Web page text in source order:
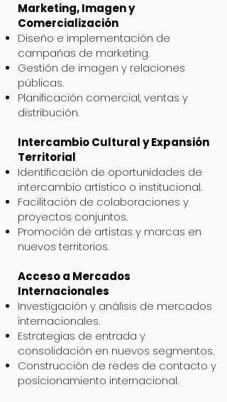
Marketing, Imagen y
Comercialización
Diseño e implementación de
campañas de marketing.
Gestión de imagen y relaciones
públicas.
Planificación comercial, ventas y
distribución.
Intercambio Cultural y Expansión
Territorial
Identificación de oportunidades de
intercambio artístico o institucional.
Facilitación de colaboraciones y
proyectos conjuntos.
Promoción de artistas y marcas en
nuevos territorios.
Acceso a Mercados
Internacionales
Investigación y análisis de mercados
internacionales.
Estrategias de entrada y
consolidación en nuevos segmentos.
Construcción de redes de contacto y
posicionamiento internacional.